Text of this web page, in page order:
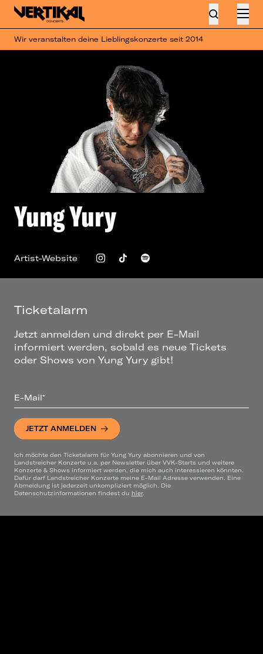
Wir veranstalten deine Lieblingskonzerte seit 2014
Yung Yury
Artist-Website
Ticketalarm
Jetzt anmelden und direkt per E-Mail
informiert werden, sobald es neue Tickets
oder Shows von Yung Yury gibt!
E-Mail*
JETZT ANMELDEN
Ich möchte den Ticketalarm für Yung Yury abonnieren und von
Landstreicher Konzerte u.a. per Newsletter über VVK-Starts und weitere
Konzerte & Shows informiert werden, die mich auch interessieren könnten.
Dafür darf Landstreicher Konzerte meine E-Mail Adresse verwenden. Eine
Abmeldung ist jederzeit unkompliziert möglich. Die
Datenschutzinformationen findest du hier.